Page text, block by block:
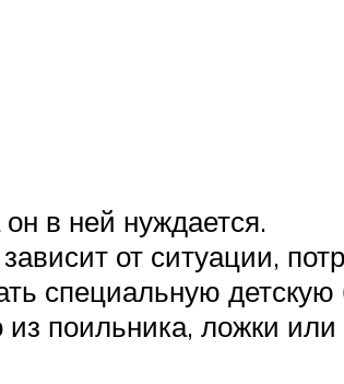
в ней нуждается.
от ситуации,
специальную
поильника, ложки